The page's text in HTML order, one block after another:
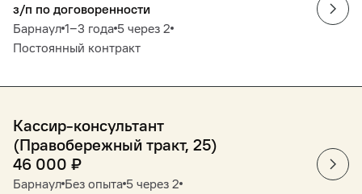
з/п по договоренности
Барнаул 1‒3 года 5 через 2
Постоянный контракт
Кассир-консультант
(Правобережный тракт, 25)
46 000 ₽
Барнаул Без опыта 5 через 2